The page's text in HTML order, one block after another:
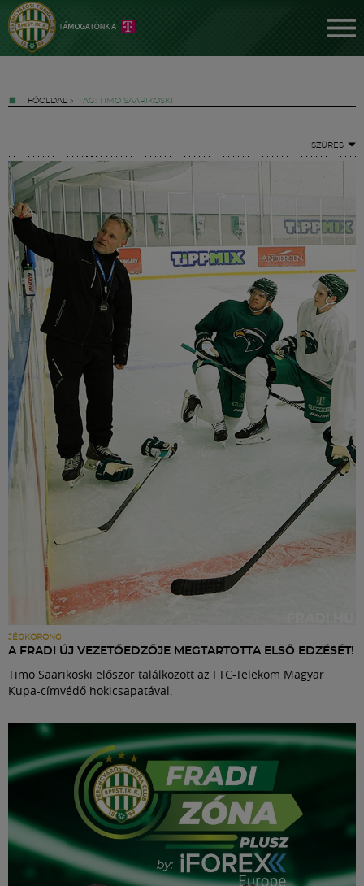
FŐOLDAL » TAG: TIMO SAARIKOSKI
SZŰRÉS
JÉGKORONG
A FRADI ÚJ VEZETŐEDZŐJE MEGTARTOTTA ELSŐ EDZÉSÉT!
Timo Saarikoski először találkozott az FTC-Telekom Magyar
Kupa-címvédő hokicsapatával.
Jegyek
FM YouTube +
Hírek
Labdarúgás
Szakosztályok
Meccscenter
Klub
Szolgáltatások
Shop
Közösség
Múzeum
English